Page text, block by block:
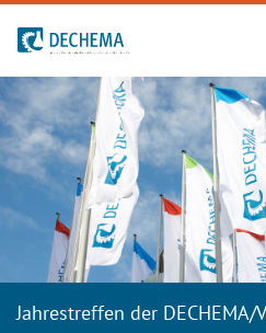
Zur Startseite
Jahrestreffen der DECHEMA/